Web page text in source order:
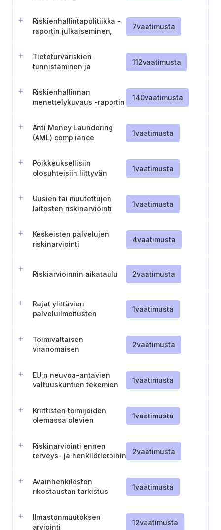
Riskienhallintapolitiikka -
raportin julkaiseminen,
7vaatimusta
Tietoturvariskien
tunnistaminen ja
112vaatimusta
Riskienhallinnan
menettelykuvaus -raportin
140vaatimusta
Anti Money Laundering
(AML) compliance
1vaatimusta
Poikkeuksellisiin
olosuhteisiin liittyvän
tarkistaminen ja
päivittäminen
1vaatimusta
Uusien tai muutettujen
laitosten riskinarviointi
1vaatimusta
Keskeisten palvelujen
riskinarviointi
4vaatimusta
Riskiarvioinnin aikataulu 2vaatimusta
Rajat ylittävien
palveluilmoitusten
1vaatimusta
Toimivaltaisen
viranomaisen
2vaatimusta
EU:n neuvoa-antavien
valtuuskuntien tekemien
1vaatimusta
Kriittisten toimijoiden
olemassa olevien
1vaatimusta
Riskinarviointi ennen
terveys- ja henkilötietoihin
2vaatimusta
Avainhenkilöstön
rikostaustan tarkistus
1vaatimusta
Ilmastonmuutoksen
arviointi
12vaatimusta